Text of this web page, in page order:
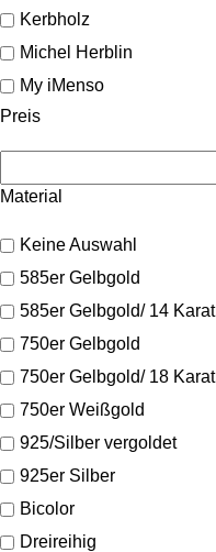
Kerbholz
Michel Herblin
My iMenso
Preis
Material
Keine Auswahl
585er Gelbgold
585er Gelbgold/ 14 Karat
750er Gelbgold
750er Gelbgold/ 18 Karat
750er Weißgold
925/Silber vergoldet
925er Silber
Bicolor
Dreireihig